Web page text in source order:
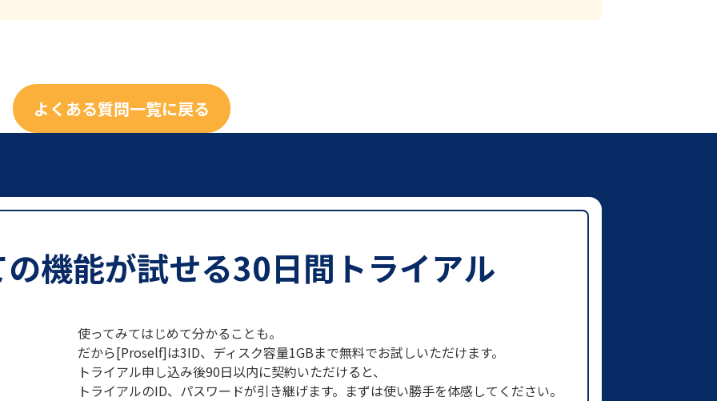
よくある質問一覧に戻る
の機能が試せる30日間トライアル
使ってみてはじめて分かることも。
だから[Proself]は3ID、ディスク容量1GBまで無料でお試しいただけます。
トライアル申し込み後90日以内に契約いただけると、
トライアルのID、パスワードが引き継げます。まずは使い勝手を体感してください。